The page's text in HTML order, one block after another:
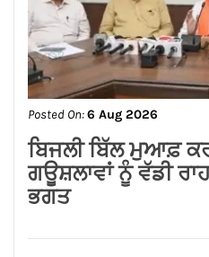
Posted On: 6 Aug 2026
लम्बा पिंड चौक से जंडू
हालातों को लेकर भाजपा